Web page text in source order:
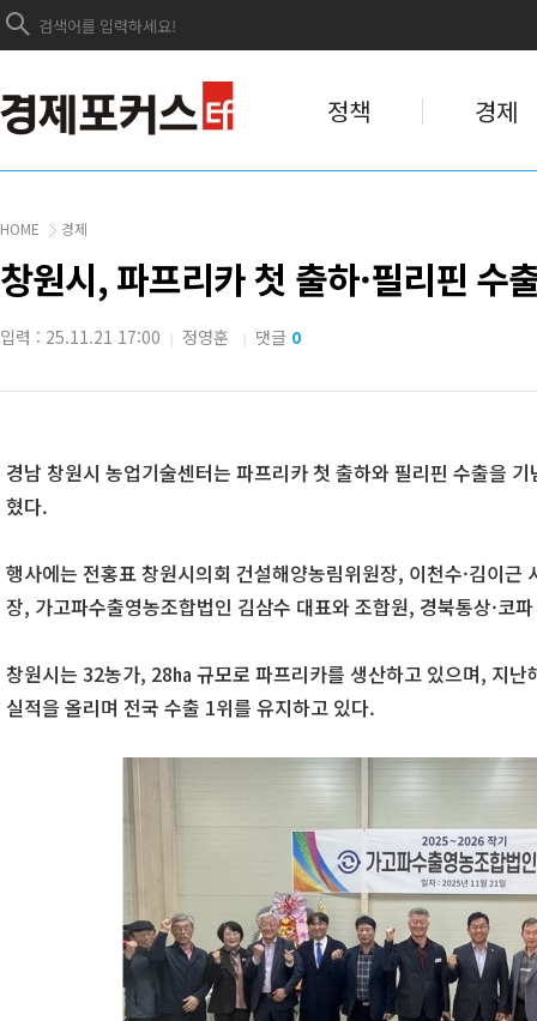
정책 경제
HOME 경제
창원시, 파프리카 첫 출하·필리핀
입력 : 25.11.21 17:00 | 정영훈 | 댓글 0
경남 창원시 농업기술센터는 파프리카 첫 출하와 필리핀 수출을
혔다.
행사에는 전홍표 창원시의회 건설해양농림위원장, 이천수·김이근
장, 가고파수출영농조합법인 김삼수 대표와 조합원, 경북통상·코
창원시는 32농가, 28㏊ 규모로 파프리카를 생산하고 있으며, 지
실적을 올리며 전국 수출 1위를 유지하고 있다.